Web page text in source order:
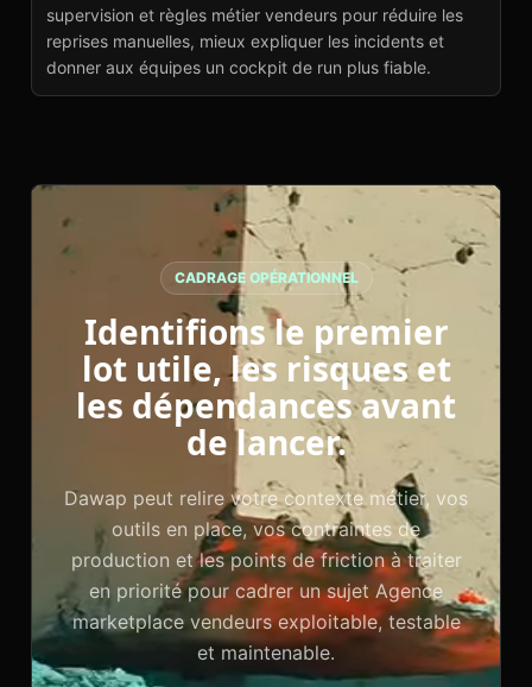
Voir le projet→
supervision et règles métier vendeurs pour réduire les
reprises manuelles, mieux expliquer les incidents et
donner aux équipes un cockpit de run plus fiable.
CADRAGE OPÉRATIONNEL
Identifions le premier
lot utile, les risques et
les dépendances avant
de lancer.
Dawap peut relire votre contexte métier, vos
outils en place, vos contraintes de
production et les points de friction à traiter
en priorité pour cadrer un sujet Agence
marketplace vendeurs exploitable, testable
et maintenable.